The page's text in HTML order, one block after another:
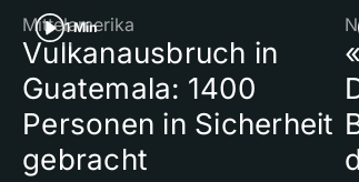
1 Min
Mittelamerika
Vulkanausbruch in
Guatemala: 1400
Personen in Sicherheit
gebracht